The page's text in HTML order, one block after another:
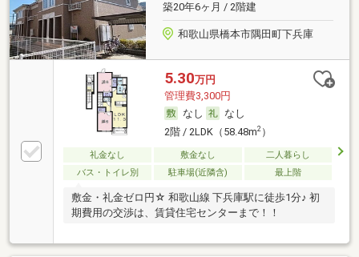
築20年6ヶ月 / 2階建
和歌山県橋本市隅田町下兵庫
5.30万円
管理費3,300円
なし
なし
2階 / 2LDK（58.48m2）
礼金なし 敷金なし
二人暮らし
バス・トイレ別
駐車場(近隣含) 最上階
敷金・礼金ゼロ円☆ 和歌山線 下兵庫駅に徒歩1分♪ 初
期費用の交渉は、賃貸住宅センターまで！！